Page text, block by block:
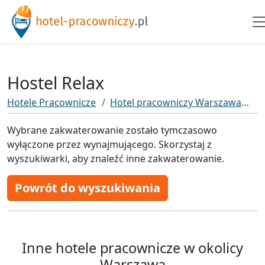
Hostel Relax
Hotele Pracownicze Hotel pracowniczy Warszawa
Wybrane zakwaterowanie zostało tymczasowo
wyłączone przez wynajmującego. Skorzystaj z
wyszukiwarki, aby znaleźć inne zakwaterowanie.
Powrót do wyszukiwania
Inne hotele pracownicze w okolicy